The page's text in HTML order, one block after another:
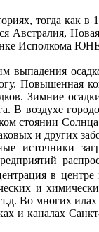
тогда как в
Австралия,
Исполкома
выпадения
Повышенная
Зимние
В воздухе
стоянии
и других
источники
в
и
Во многих
и каналах